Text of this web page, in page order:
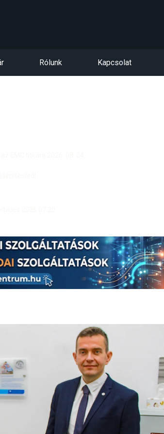
Rólunk Kapcsolat